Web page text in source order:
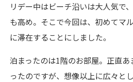
リデー中はビーチ沿いは大人気で
も高め。そこで今回は、初めてマ
に滞在することにしました。
泊まったのは1階のお部屋。正直
ったのですが、想像以上に広々と